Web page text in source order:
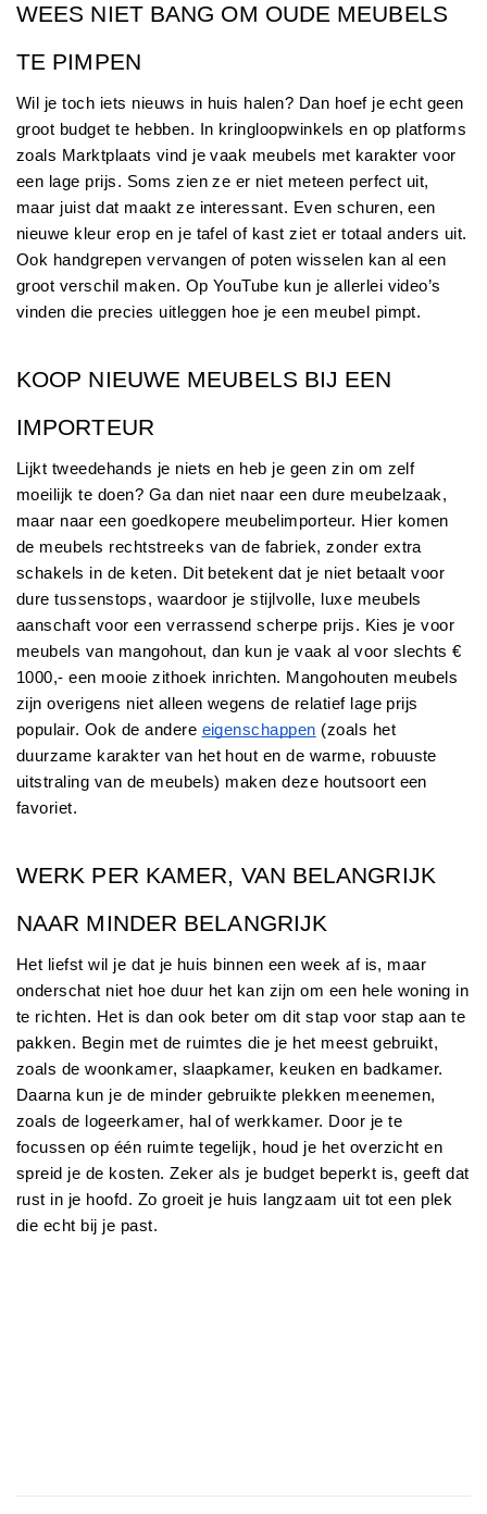
WEES NIET BANG OM OUDE MEUBELS
TE PIMPEN
Wil je toch iets nieuws in huis halen? Dan hoef je echt geen
groot budget te hebben. In kringloopwinkels en op platforms
zoals Marktplaats vind je vaak meubels met karakter voor
een lage prijs. Soms zien ze er niet meteen perfect uit,
maar juist dat maakt ze interessant. Even schuren, een
nieuwe kleur erop en je tafel of kast ziet er totaal anders uit.
Ook handgrepen vervangen of poten wisselen kan al een
groot verschil maken. Op YouTube kun je allerlei video’s
vinden die precies uitleggen hoe je een meubel pimpt.
KOOP NIEUWE MEUBELS BIJ EEN
IMPORTEUR
Lijkt tweedehands je niets en heb je geen zin om zelf
moeilijk te doen? Ga dan niet naar een dure meubelzaak,
maar naar een goedkopere meubelimporteur. Hier komen
de meubels rechtstreeks van de fabriek, zonder extra
schakels in de keten. Dit betekent dat je niet betaalt voor
dure tussenstops, waardoor je stijlvolle, luxe meubels
aanschaft voor een verrassend scherpe prijs. Kies je voor
meubels van mangohout, dan kun je vaak al voor slechts €
1000,- een mooie zithoek inrichten. Mangohouten meubels
zijn overigens niet alleen wegens de relatief lage prijs
populair. Ook de andere eigenschappen (zoals het
duurzame karakter van het hout en de warme, robuuste
uitstraling van de meubels) maken deze houtsoort een
favoriet.
WERK PER KAMER, VAN BELANGRIJK
NAAR MINDER BELANGRIJK
Het liefst wil je dat je huis binnen een week af is, maar
onderschat niet hoe duur het kan zijn om een hele woning in
te richten. Het is dan ook beter om dit stap voor stap aan te
pakken. Begin met de ruimtes die je het meest gebruikt,
zoals de woonkamer, slaapkamer, keuken en badkamer.
Daarna kun je de minder gebruikte plekken meenemen,
zoals de logeerkamer, hal of werkkamer. Door je te
focussen op één ruimte tegelijk, houd je het overzicht en
spreid je de kosten. Zeker als je budget beperkt is, geeft dat
rust in je hoofd. Zo groeit je huis langzaam uit tot een plek
die echt bij je past.